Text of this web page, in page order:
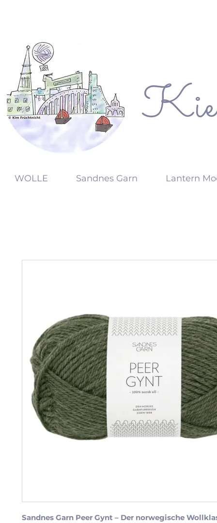
KW
WOLLE Sandnes Garn Lantern
Sandnes Garn Peer Gynt – Der norwegische